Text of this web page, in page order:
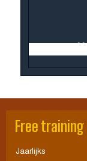
Free training
Jaarlijks